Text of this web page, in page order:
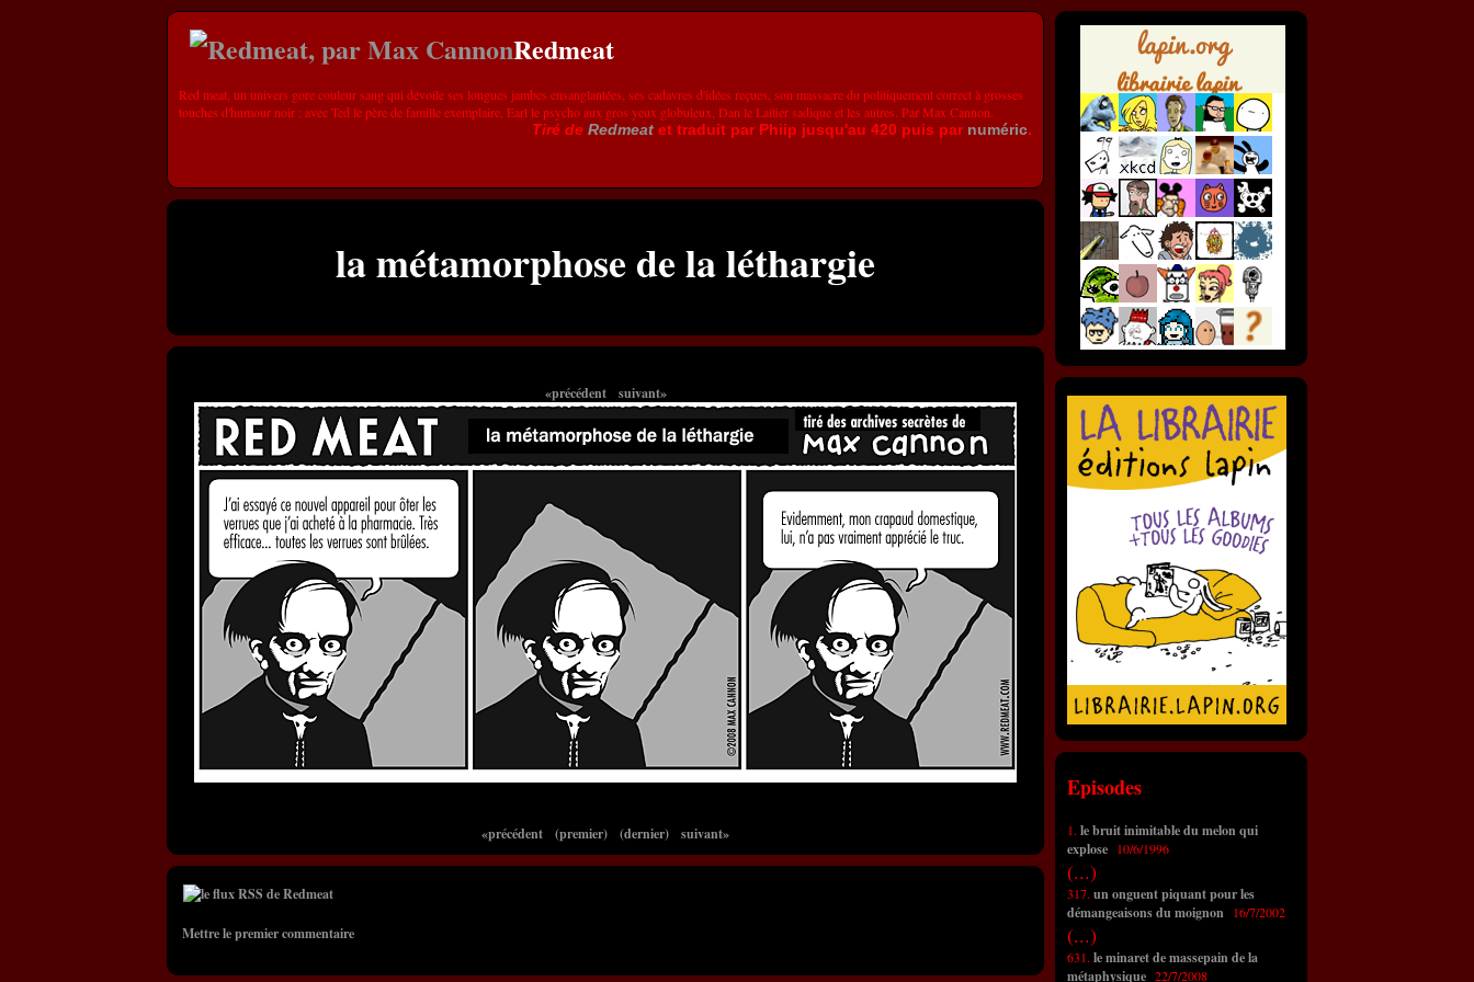
Redmeat
Red meat, un univers gore couleur sang qui dévoile ses longues jambes ensanglantées, ses cadavres d'idées reçues, son massacre du politiquement correct à grosses
touches d'humour noir : avec Ted le père de famille exemplaire, Earl le psycho aux gros yeux globuleux, Dan le Laitier sadique et les autres. Par Max Cannon.
Tiré de Redmeat et traduit par Phiip jusqu'au 420 puis par numéric.
la métamorphose de la léthargie
«précédent suivant»
«précédent (premier) (dernier) suivant»
Mettre le premier commentaire
Episodes
1. le bruit inimitable du melon qui
explose 10/6/1996
(...)
317. un onguent piquant pour les
démangeaisons du moignon 16/7/2002
(...)
631. le minaret de massepain de la
métaphysique 22/7/2008